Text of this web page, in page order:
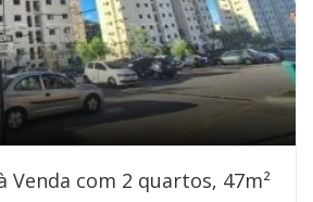
Venda com 2 quartos, 47m²